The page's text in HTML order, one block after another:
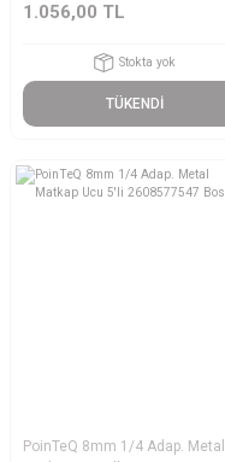
1.056,00 TL
Stokta yok
TÜKENDİ
PoinTeQ 8mm 1/4 Adap. Metal